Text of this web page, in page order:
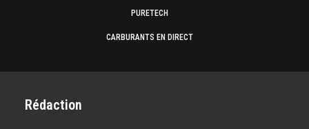
PURETECH
CARBURANTS EN DIRECT
Rédaction